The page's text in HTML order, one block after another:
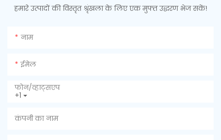
हमारे उत्पादों की विस्तृत श्रृंखला के लिए एक मुफ्त उद्धरण भेज सकें!
नाम
ईमेल
+1
फोन/व्हाट्सएप
कंपनी का नाम